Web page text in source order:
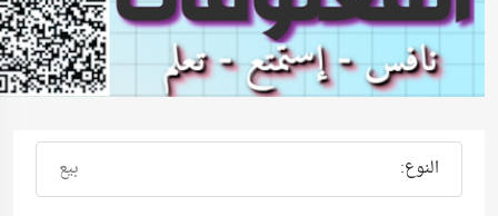
النوع: بيع